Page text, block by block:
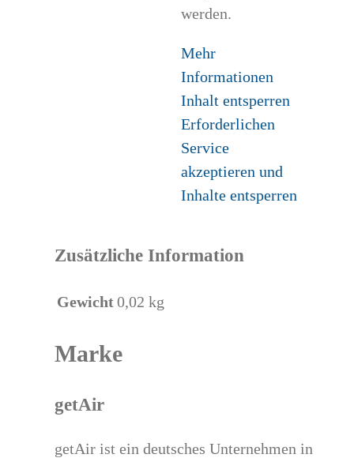
werden.
Mehr
Informationen
Inhalt entsperren
Erforderlichen
Service
akzeptieren und
Inhalte entsperren
Zusätzliche Information
Gewicht 0,02 kg
Marke
getAir
getAir ist ein deutsches Unternehmen in